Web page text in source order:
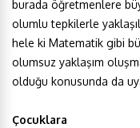
burada öğretmenlere
olumlu tepkilerle
hele ki Matematik gibi
olumsuz yaklaşım
olduğu konusunda da
Çocuklara